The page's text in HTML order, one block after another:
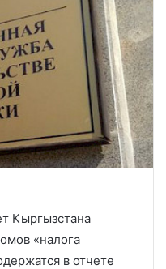
Кыргызстана
«налога
в отчете